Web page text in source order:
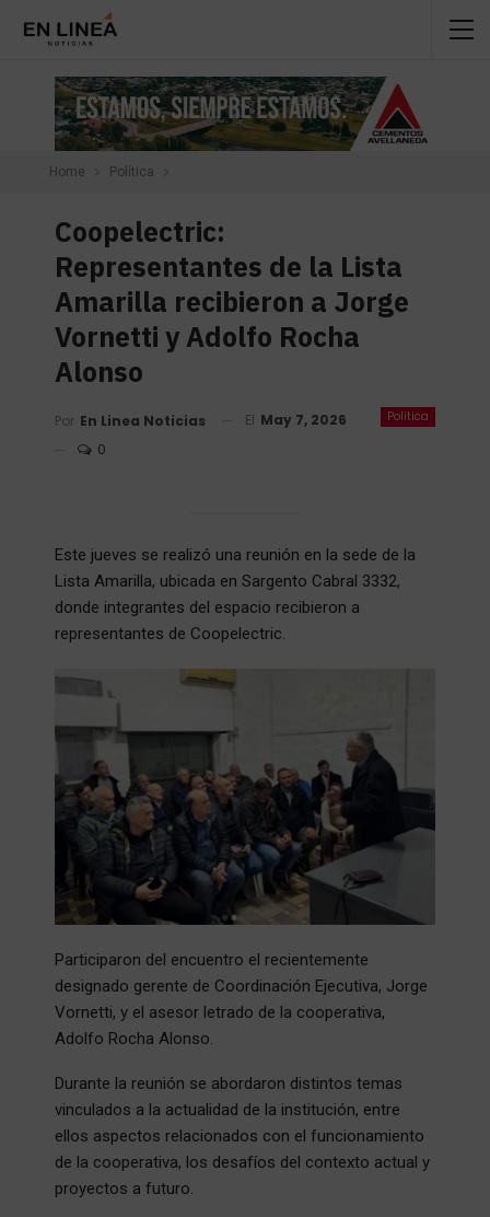
Home Política
Coopelectric:
Representantes de la Lista
Amarilla recibieron a Jorge
Vornetti y Adolfo Rocha
Alonso
Política
Por En Linea Noticias El May 7, 2026
0
Este jueves se realizó una reunión en la sede de la
Lista Amarilla, ubicada en Sargento Cabral 3332,
donde integrantes del espacio recibieron a
representantes de Coopelectric.
Participaron del encuentro el recientemente
designado gerente de Coordinación Ejecutiva, Jorge
Vornetti, y el asesor letrado de la cooperativa,
Adolfo Rocha Alonso.
Durante la reunión se abordaron distintos temas
vinculados a la actualidad de la institución, entre
ellos aspectos relacionados con el funcionamiento
de la cooperativa, los desafíos del contexto actual y
proyectos a futuro.